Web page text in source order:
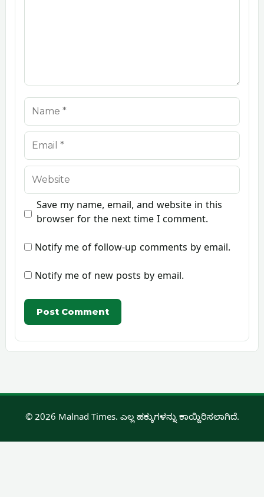
Name
Email
Website
Save my name, email, and website in this
browser for the next time I comment.
Notify me of follow-up comments by email.
Notify me of new posts by email.
© 2026 Malnad Times. ಎಲ್ಲ ಹಕ್ಕುಗಳನ್ನು ಕಾಯ್ದಿರಿಸಲಾಗಿದೆ.